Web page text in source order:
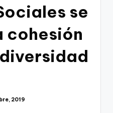
se
cohesión
2019